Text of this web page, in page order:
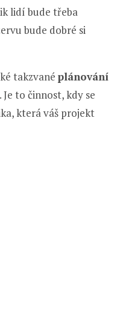
lidí bude třeba
bude dobré si
takzvané plánování
. Je to činnost, kdy se
která váš projekt